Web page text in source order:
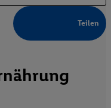
Teilen